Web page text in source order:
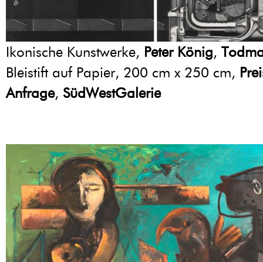
Ikonische Kunstwerke, Peter König,
Bleistift auf Papier, 200 cm x 250 cm,
Anfrage, SüdWestGalerie